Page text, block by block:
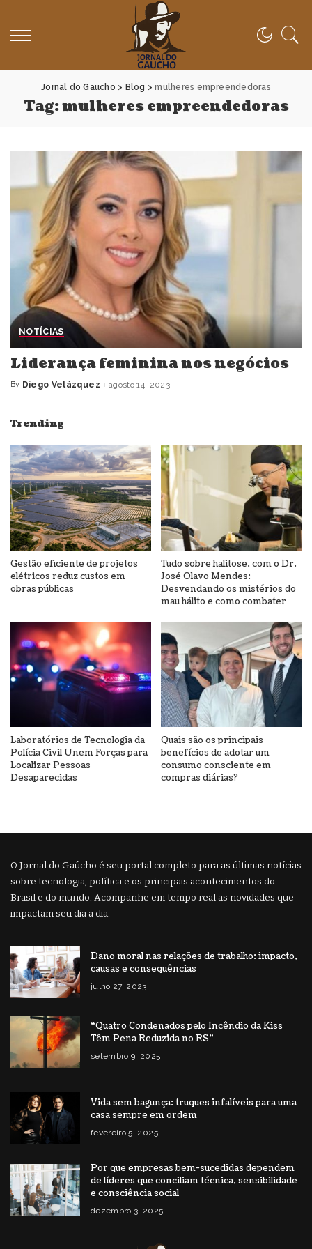
Jornal do Gaucho > Blog >mulheres empreendedoras
Tag:mulheres empreendedoras
NOTÍCIAS
Liderança feminina nos negócios
Posted
By Diego Velázquez agosto 14, 2023
Trending
Gestão eficiente de projetos
elétricos reduz custos em
obras públicas
Tudo sobre halitose, com o Dr.
José Olavo Mendes:
Desvendando os mistérios do
mau hálito e como combater
Laboratórios de Tecnologia da
Polícia Civil Unem Forças para
Localizar Pessoas
Desaparecidas
Quais são os principais
benefícios de adotar um
consumo consciente em
compras diárias?
O Jornal do Gaúcho é seu portal completo para as últimas notícias
sobre tecnologia, política e os principais acontecimentos do
Brasil e do mundo. Acompanhe em tempo real as novidades que
impactam seu dia a dia.
Dano moral nas relações de trabalho: impacto,
causas e consequências
julho 27, 2023
“Quatro Condenados pelo Incêndio da Kiss
Têm Pena Reduzida no RS”
setembro 9, 2025
Vida sem bagunça: truques infalíveis para uma
casa sempre em ordem
fevereiro 5, 2025
Por que empresas bem-sucedidas dependem
de líderes que conciliam técnica, sensibilidade
e consciência social
dezembro 3, 2025